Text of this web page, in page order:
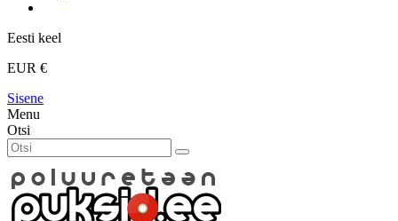
Eesti keel
EUR €
Sisene
Menu
Otsi